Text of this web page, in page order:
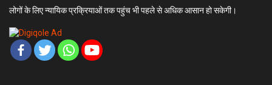
लोगों के लिए न्यायिक प्रक्रियाओं तक पहुंच भी पहले से अधिक आसान हो सकेगी।